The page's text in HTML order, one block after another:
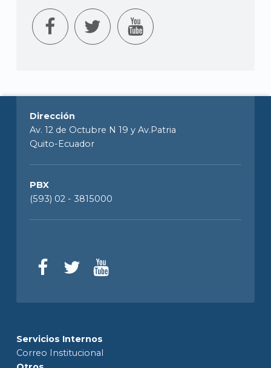
Dirección
Av. 12 de Octubre N 19 y Av.Patria
Quito-Ecuador
PBX
(593) 02 - 3815000
Servicios Internos
Correo Institucional